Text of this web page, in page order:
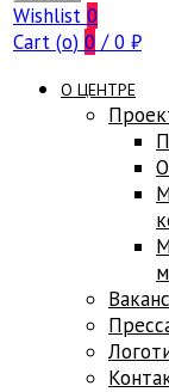
Wishlist 0
Cart (o) 0 / 0 ₽
О ЦЕНТРЕ